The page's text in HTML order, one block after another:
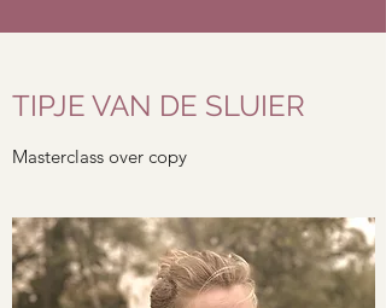
TIPJE VAN DE SLUIER
Masterclass over copy